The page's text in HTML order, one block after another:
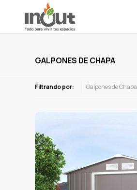
GALPONES DE CHAPA
Filtrando por: Galpones de Chapa